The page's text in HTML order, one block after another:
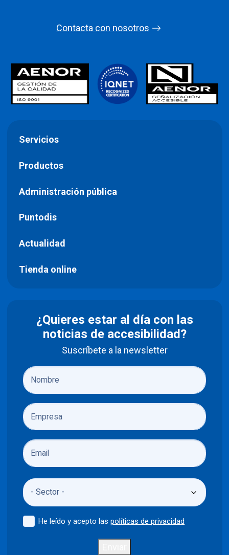
Contacta con nosotros
Servicios
Productos
Administración pública
Puntodis
Actualidad
Tienda online
¿Quieres estar al día con las
noticias de accesibilidad?
Suscríbete a la newsletter
He leído y acepto laspolíticas de privacidad